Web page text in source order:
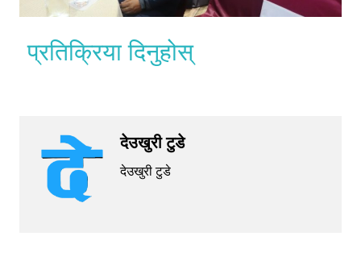
प्रतिक्रिया दिनुहोस्
देउखुरी टुडे
देउखुरी टुडे